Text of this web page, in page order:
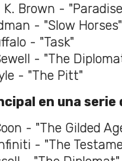
Brown -
- "Slow Horses"
- "Task"
- "The
- "The Pitt"
en una serie
- "The Gilded
- "The